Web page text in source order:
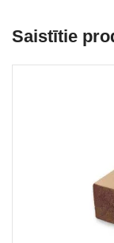
Saistītie